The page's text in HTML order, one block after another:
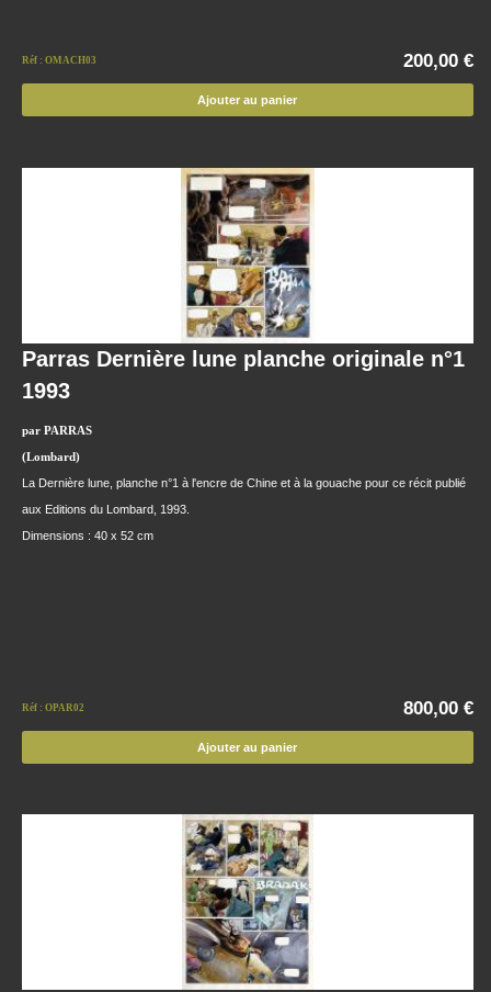
Réf : OMACH03 200,00 €
Ajouter au panier
Parras Dernière lune planche originale n°1
1993
par PARRAS
(Lombard)
La Dernière lune, planche n°1 à l'encre de Chine et à la gouache pour ce récit publié
aux Editions du Lombard, 1993.
Dimensions : 40 x 52 cm
Réf : OPAR02 800,00 €
Ajouter au panier